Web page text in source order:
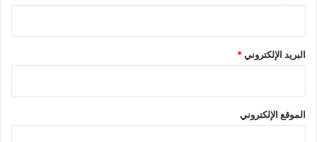
البريد الإلكتروني*
الموقع الإلكتروني